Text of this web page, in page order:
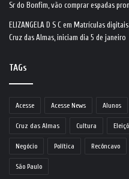
Sr do Bonfim, vão comprar espadas
ELIZANGELA D S C em Matrículas
Cruz das Almas, iniciam dia 5 de janeiro
TAGs
Acesse Acesse News Alunos
Cruz das Almas Cultura
Negócio Política Recôncavo
São Paulo